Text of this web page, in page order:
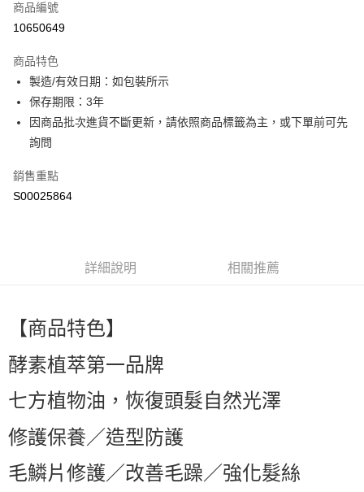
超商取貨付款
Apple Pay
街口支付
全盈+PAY
ATM付款
萊爾富取貨付款
每筆NT$60，滿NT$599(含以上)免運費
付款後萊爾富取貨
每筆NT$60，滿NT$599(含以上)免運費
7-11付款取貨
每筆NT$60，滿NT$599(含以上)免運費
商品編號
10650649
商品特色
製造/有效日期：如包裝所示
保存期限：3年
因商品批次進貨不斷更新，請依照商品標籤為主，或下單前可先
詢問
銷售重點
S00025864
詳細說明 相關推薦
【商品特色】
酵素植萃第一品牌
七方植物油，恢復頭髮自然光澤
修護保養／造型防護
毛鱗片修護／改善毛躁／強化髮絲